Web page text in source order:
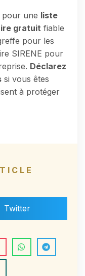
pour une liste
gratuit fiable
pour les
SIRENE pour
Déclarez
si vous êtes
à protéger
Twitter